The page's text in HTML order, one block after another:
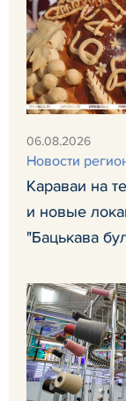
06.08.2026
Новости
Караваи на
и новые
"Бацькава